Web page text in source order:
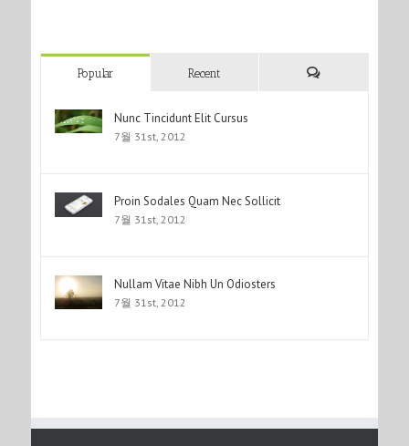
Popular Recent
Nunc Tincidunt Elit Cursus
7월 31st, 2012
Proin Sodales Quam Nec Sollicit
7월 31st, 2012
Nullam Vitae Nibh Un Odiosters
7월 31st, 2012